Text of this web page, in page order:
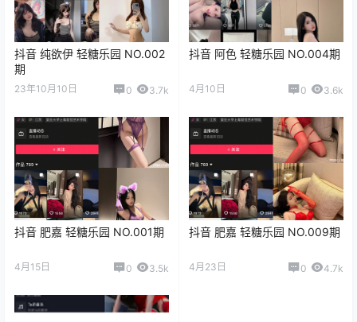
抖音 纯欲伊 轻糖乐园 NO.002
期
23年10月10日 0 3.7k
抖音 阿色 轻糖乐园 NO.004期
4月10日 0 3.6k
抖音 肥嘉 轻糖乐园 NO.001期
4月15日 0 3.5k
抖音 肥嘉 轻糖乐园 NO.009期
4月23日 0 4.7k